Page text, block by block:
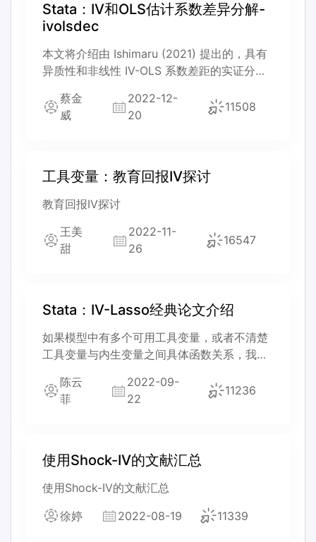
Stata：IV和OLS估计系数差异分解-
ivolsdec
本文将介绍由 Ishimaru (2021) 提出的，具有
异质性和非线性 IV-OLS 系数差距的实证分解
蔡金
威
2022-12-
20
11508
工具变量：教育回报IV探讨
教育回报IV探讨
王美
甜
2022-11-
26
16547
Stata：IV-Lasso经典论文介绍
如果模型中有多个可用工具变量，或者不清楚
工具变量与内生变量之间具体函数关系，我们
陈云
菲
2022-09-
22
11236
使用Shock-IV的文献汇总
使用Shock-IV的文献汇总
徐婷
2022-08-19 11339